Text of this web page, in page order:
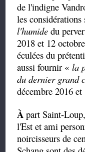
de l'indigne
les
l'humide du
2018 et 12
éculées du
aussi fournir «la
du dernier grand
décembre 2016
À part Saint-
l'Est et ami
noircisseurs de